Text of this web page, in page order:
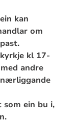
kan
om
kl 17-
andre
som ein bu i,